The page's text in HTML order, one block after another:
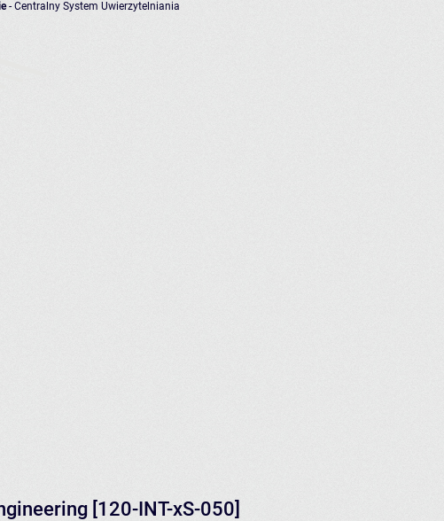
- Centralny System Uwierzytelniania
[120-INT-xS-050]